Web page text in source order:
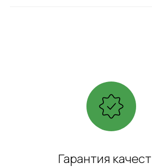
Гарантия